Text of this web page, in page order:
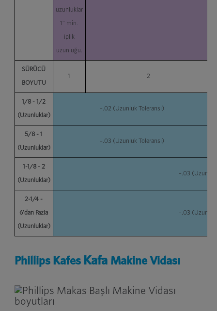
uzunluklar
1” min.
iplik
uzunluğu.
SÜRÜCÜ
BOYUTU
1 2
1/8 - 1/2
(Uzunluklar)
–.02 (Uzunluk Toleransı)
5/8 - 1
(Uzunluklar)
–.03 (Uzunluk Toleransı)
1-1/8 - 2
(Uzunluklar)
–.03 (Uzunluk
2-1/4 -
6'dan Fazla
(Uzunluklar)
–.03 (Uzunluk
Phillips Kafes Kafa Makine Vidası